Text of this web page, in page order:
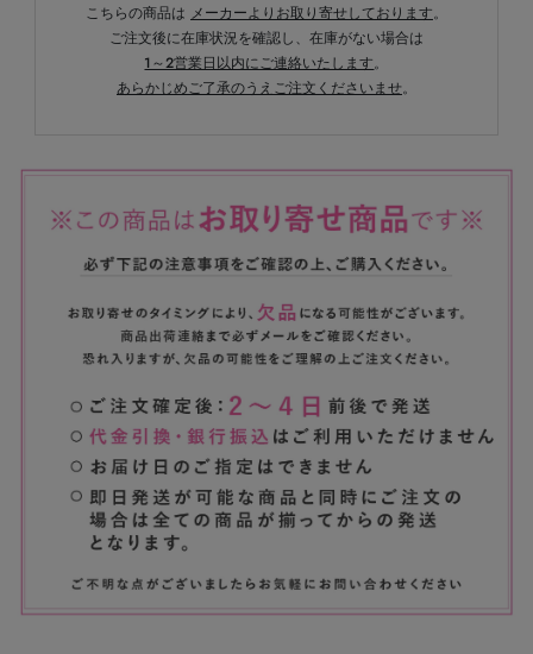
こちらの商品は メーカーよりお取り寄せしております。
ご注文後に在庫状況を確認し、在庫がない場合は
1～2営業日以内にご連絡いたします。
あらかじめご了承のうえご注文くださいませ。